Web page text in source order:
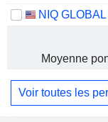
Moyenne
Voir toutes les